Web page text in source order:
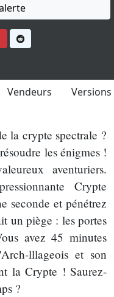
sur Twitter
Partager sur Pinterest
Vendeurs Versions
la crypte spectrale ?
les énigmes !
aventuriers.
Crypte
seconde et pénétrez
un piège : les portes
avez 45 minutes
lllageois et son
la Crypte ! Saurez-
?